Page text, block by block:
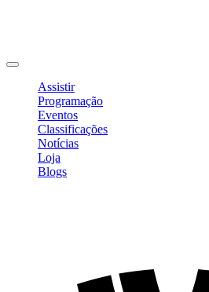
Assistir
Programação
Eventos
Classificações
Notícias
Loja
Blogs